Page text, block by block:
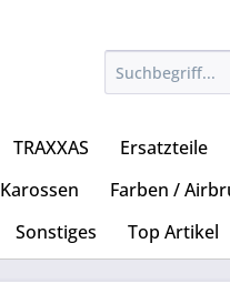
TRAXXAS Ersatzteile
Karossen Farben /
Sonstiges Top Artikel